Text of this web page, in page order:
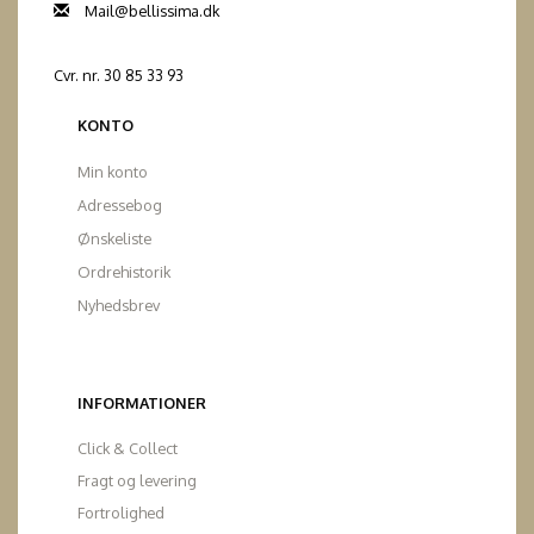
Mail@bellissima.dk
Cvr. nr. 30 85 33 93
KONTO
Min konto
Adressebog
Ønskeliste
Ordrehistorik
Nyhedsbrev
INFORMATIONER
Click & Collect
Fragt og levering
Fortrolighed